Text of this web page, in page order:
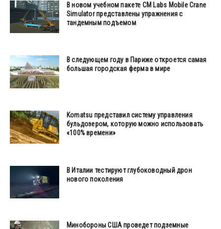
В новом учебном пакете CM Labs Mobile Crane
Simulator представлены упражнения с
тандемным подъемом
В следующем году в Париже откроется самая
большая городская ферма в мире
Komatsu представил систему управления
бульдозером, которую можно использовать
«100% времени»
В Италии тестируют глубоководный дрон
нового поколения
Минобороны США проведет подземные